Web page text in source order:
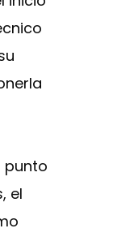
punto
el